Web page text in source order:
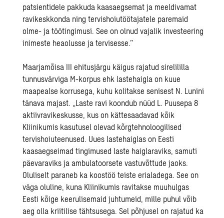
patsientidele pakkuda kaasaegsemat ja meeldivamat
ravikeskkonda ning tervishoiutöötajatele paremaid
olme- ja töötingimusi. See on olnud vajalik investeering
inimeste heaolusse ja tervisesse.”
Maarjamõisa III ehitusjärgu käigus rajatud sirelililla
tunnusvärviga M-korpus ehk lastehaigla on kuue
maapealse korrusega, kuhu kolitakse senisest N. Lunini
tänava majast. „Laste ravi koondub nüüd L. Puusepa 8
aktiivravikeskusse, kus on kättesaadavad kõik
Kliinikumis kasutusel olevad kõrgtehnoloogilised
tervishoiuteenused. Uues lastehaiglas on Eesti
kaasaegseimad tingimused laste haiglaraviks, samuti
päevaraviks ja ambulatoorsete vastuvõttude jaoks.
Oluliselt paraneb ka koostöö teiste erialadega. See on
väga oluline, kuna Kliinikumis ravitakse muuhulgas
Eesti kõige keerulisemaid juhtumeid, mille puhul võib
aeg olla kriitilise tähtsusega. Sel põhjusel on rajatud ka